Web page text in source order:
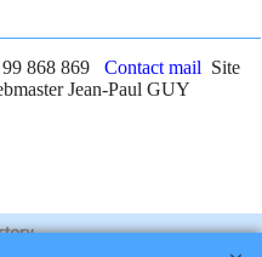
868 869 Contact mail Site
Jean-Paul GUY
créés